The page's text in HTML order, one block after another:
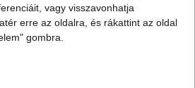
vagy visszavonhatja
erre az oldalra, és rákattint az oldal
gombra.